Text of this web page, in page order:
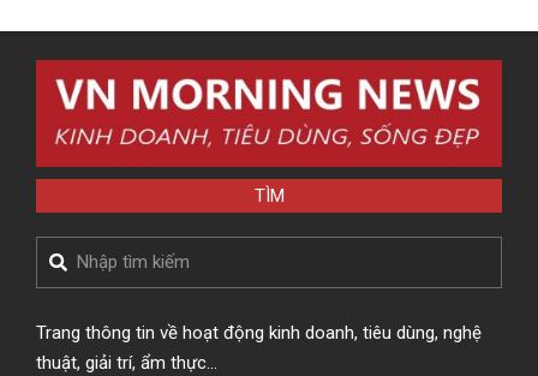
TÌM
Search
Trang thông tin về hoạt động kinh doanh, tiêu dùng, nghệ
thuật, giải trí, ẩm thực…